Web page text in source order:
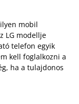
mobil
LG modellje
telefon egyik
kell foglalkozni a
ha a tulajdonos